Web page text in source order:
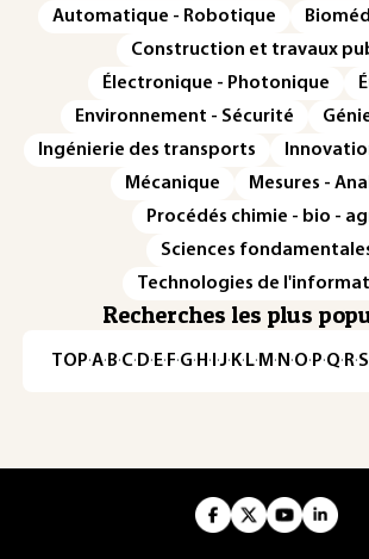
Automatique - Robotique
Construction et travaux
Électronique - Photonique
Environnement - Sécurité
Ingénierie des transports
Mécanique
Mesures -
Procédés chimie - bio -
Sciences
Technologies de
Recherches les plus
TOP·A·B·C· D· E· F·G· H · ·J· K· L· M · N ·O· P·Q· R·S